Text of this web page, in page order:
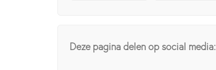
Deze pagina delen op social media: